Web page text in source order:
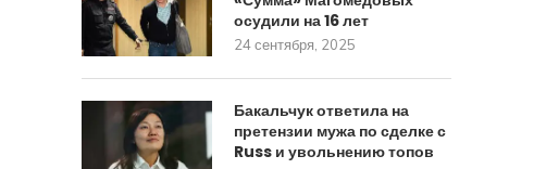
осудили на 16 лет
24 сентября, 2025
Бакальчук ответила на
претензии мужа по сделке с
Russ и увольнению топов